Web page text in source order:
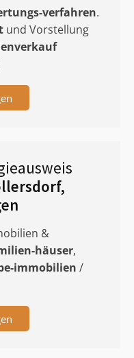
verfahren.
und Vorstellung
&
häuser,
immobilien /